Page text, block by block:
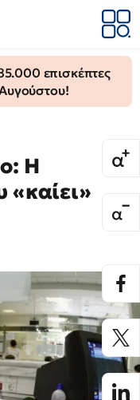
επισκέπτες
Η